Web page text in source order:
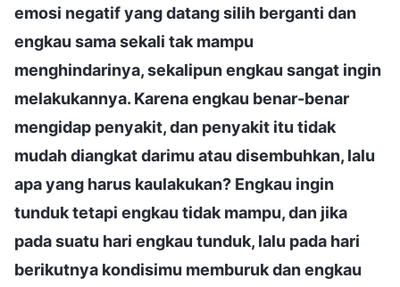
emosi negatif yang datang silih berganti dan
engkau sama sekali tak mampu
menghindarinya, sekalipun engkau sangat ingin
melakukannya. Karena engkau benar-benar
mengidap penyakit, dan penyakit itu tidak
mudah diangkat darimu atau disembuhkan, lalu
apa yang harus kaulakukan? Engkau ingin
tunduk tetapi engkau tidak mampu, dan jika
pada suatu hari engkau tunduk, lalu pada hari
berikutnya kondisimu memburuk dan engkau